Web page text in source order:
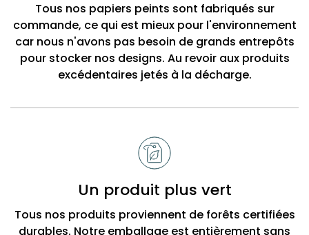
Tous nos papiers peints sont fabriqués sur
commande, ce qui est mieux pour l'environnement
car nous n'avons pas besoin de grands entrepôts
pour stocker nos designs. Au revoir aux produits
excédentaires jetés à la décharge.
Un produit plus vert
Tous nos produits proviennent de forêts certifiées
durables. Notre emballage est entièrement sans